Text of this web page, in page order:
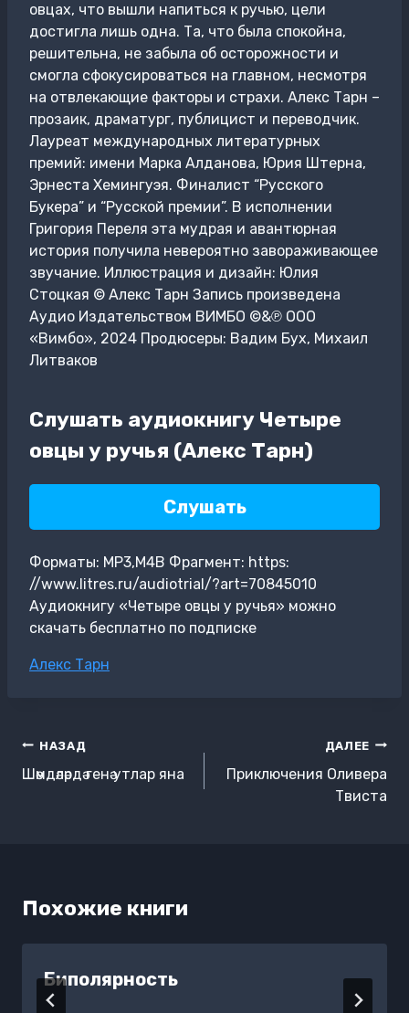
овцах, что вышли напиться к ручью, цели
достигла лишь одна. Та, что была спокойна,
решительна, не забыла об осторожности и
смогла сфокусироваться на главном, несмотря
на отвлекающие факторы и страхи. Алекс Тарн –
прозаик, драматург, публицист и переводчик.
Лауреат международных литературных
премий: имени Марка Алданова, Юрия Штерна,
Эрнеста Хемингуэя. Финалист “Русского
Букера” и “Русской премии”. В исполнении
Григория Переля эта мудрая и авантюрная
история получила невероятно завораживающее
звучание. Иллюстрация и дизайн: Юлия
Стоцкая © Алекс Тарн Запись произведена
Аудио Издательством ВИМБО ©&℗ ООО
«Вимбо», 2024 Продюсеры: Вадим Бух, Михаил
Литваков
Слушать аудиокнигу Четыре
овцы у ручья (Алекс Тарн)
Слушать
Форматы: MP3,M4B Фрагмент: https:
//www.litres.ru/audiotrial/?art=70845010
Аудиокнигу «Четыре овцы у ручья» можно
скачать бесплатно по подписке
Метки
Алекс Тарн
Навигация
по
НАЗАД
Шәмдәләрдә генә утлар яна
ДАЛЕЕ
Приключения Оливера
Твиста
Похожие книги
Биполярность